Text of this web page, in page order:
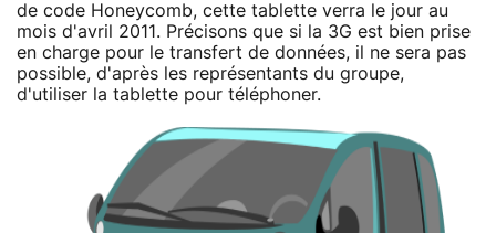
de code Honeycomb, cette tablette verra le jour au
mois d'avril 2011. Précisons que si la 3G est bien prise
en charge pour le transfert de données, il ne sera pas
possible, d'après les représentants du groupe,
d'utiliser la tablette pour téléphoner.